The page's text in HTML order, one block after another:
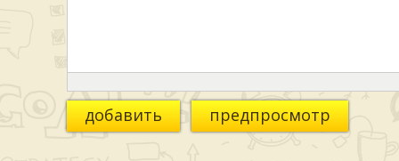
добавить предпросмотр